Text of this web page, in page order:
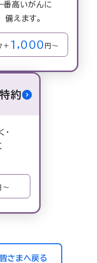
番高いがんに
備えます。
＋ 1,000 円～
約
・
～
さまへ戻る